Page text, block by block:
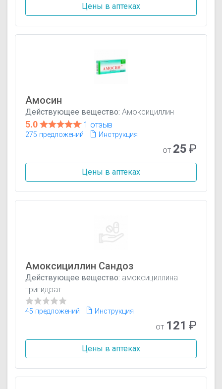
Цены в аптеках
Амосин
Действующее вещество: Амоксициллин
5.0 1 отзыв
275 предложений Инструкция
от 25₽
Цены в аптеках
Амоксициллин Сандоз
Действующее вещество: амоксициллина
тригидрат
45 предложений Инструкция
от 121 ₽
Цены в аптеках